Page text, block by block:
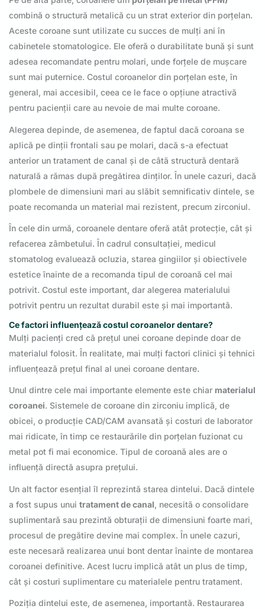
combină o structură metalică cu un strat exterior din porțelan.
Aceste coroane sunt utilizate cu succes de mulți ani în
cabinetele stomatologice. Ele oferă o durabilitate bună și sunt
adesea recomandate pentru molari, unde forțele de mușcare
sunt mai puternice. Costul coroanelor din porțelan este, în
general, mai accesibil, ceea ce le face o opțiune atractivă
pentru pacienții care au nevoie de mai multe coroane.
Alegerea depinde, de asemenea, de faptul dacă coroana se
aplică pe dinții frontali sau pe molari, dacă s-a efectuat
anterior un tratament de canal și de câtă structură dentară
naturală a rămas după pregătirea dinților. În unele cazuri, dacă
plombele de dimensiuni mari au slăbit semnificativ dintele, se
poate recomanda un material mai rezistent, precum zirconiul.
În cele din urmă, coroanele dentare oferă atât protecție, cât și
refacerea zâmbetului. În cadrul consultației, medicul
stomatolog evaluează ocluzia, starea gingiilor și obiectivele
estetice înainte de a recomanda tipul de coroană cel mai
potrivit. Costul este important, dar alegerea materialului
potrivit pentru un rezultat durabil este și mai importantă.
Ce factori influențează costul coroanelor dentare?
Mulți pacienți cred că prețul unei coroane depinde doar de
materialul folosit. În realitate, mai mulți factori clinici și tehnici
influențează prețul final al unei coroane dentare.
Unul dintre cele mai importante elemente este chiar materialul
coroanei. Sistemele de coroane din zirconiu implică, de
obicei, o producție CAD/CAM avansată și costuri de laborator
mai ridicate, în timp ce restaurările din porțelan fuzionat cu
metal pot fi mai economice. Tipul de coroană ales are o
influență directă asupra prețului.
Un alt factor esențial îl reprezintă starea dintelui. Dacă dintele
a fost supus unui tratament de canal, necesită o consolidare
suplimentară sau prezintă obturații de dimensiuni foarte mari,
procesul de pregătire devine mai complex. În unele cazuri,
este necesară realizarea unui bont dentar înainte de montarea
coroanei definitive. Acest lucru implică atât un plus de timp,
cât și costuri suplimentare cu materialele pentru tratament.
Poziția dintelui este, de asemenea, importantă. Restaurarea